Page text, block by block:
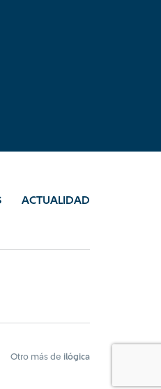
ACTUALIDAD
Otro más de ilógica